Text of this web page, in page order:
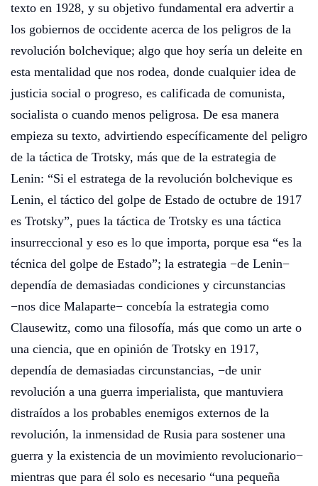
texto en 1928, y su objetivo fundamental era advertir a
los gobiernos de occidente acerca de los peligros de la
revolución bolchevique; algo que hoy sería un deleite en
esta mentalidad que nos rodea, donde cualquier idea de
justicia social o progreso, es calificada de comunista,
socialista o cuando menos peligrosa. De esa manera
empieza su texto, advirtiendo específicamente del peligro
de la táctica de Trotsky, más que de la estrategia de
Lenin: “Si el estratega de la revolución bolchevique es
Lenin, el táctico del golpe de Estado de octubre de 1917
es Trotsky”, pues la táctica de Trotsky es una táctica
insurreccional y eso es lo que importa, porque esa “es la
técnica del golpe de Estado”; la estrategia −de Lenin−
dependía de demasiadas condiciones y circunstancias
−nos dice Malaparte− concebía la estrategia como
Clausewitz, como una filosofía, más que como un arte o
una ciencia, que en opinión de Trotsky en 1917,
dependía de demasiadas circunstancias, −de unir
revolución a una guerra imperialista, que mantuviera
distraídos a los probables enemigos externos de la
revolución, la inmensidad de Rusia para sostener una
guerra y la existencia de un movimiento revolucionario−
mientras que para él solo es necesario “una pequeña